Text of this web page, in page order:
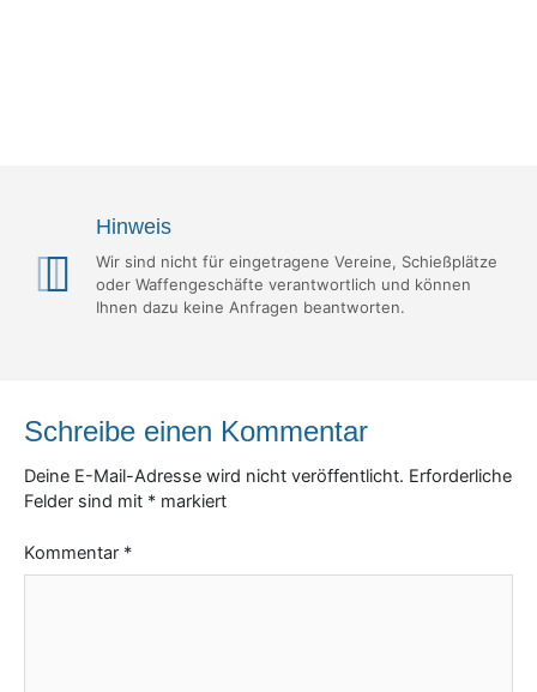
Hinweis
Wir sind nicht für eingetragene Vereine, Schießplätze
oder Waffengeschäfte verantwortlich und können
Ihnen dazu keine Anfragen beantworten.
Schreibe einen Kommentar
Deine E-Mail-Adresse wird nicht veröffentlicht. Erforderliche
Felder sind mit * markiert
Kommentar *